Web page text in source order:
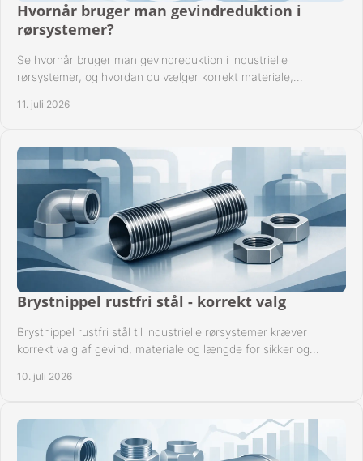
Hvornår bruger man gevindreduktion i
rørsystemer?
Se hvornår bruger man gevindreduktion i industrielle
rørsystemer, og hvordan du vælger korrekt materiale,
11. juli 2026
Brystnippel rustfri stål - korrekt valg
Brystnippel rustfri stål til industrielle rørsystemer kræver
korrekt valg af gevind, materiale og længde for sikker og
10. juli 2026